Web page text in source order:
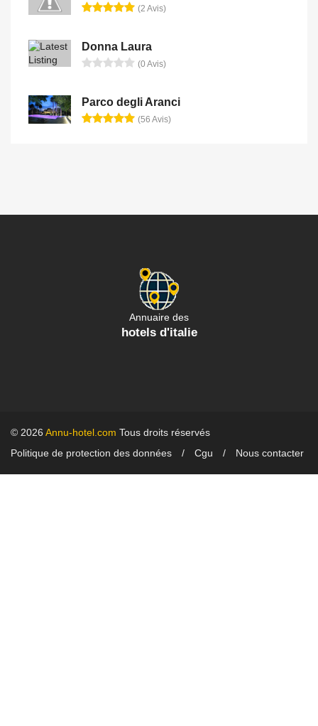
(2 Avis)
Donna Laura
(0 Avis)
Parco degli Aranci
(56 Avis)
Annuaire des
hotels d'italie
© 2026 Annu-hotel.com Tous droits réservés
Politique de protection des données
Cgu Nous contacter